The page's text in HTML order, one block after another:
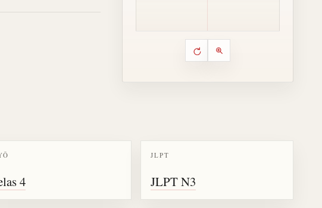
Kontrol animasi urutan
Putar ulang animasi
Perbesar animasi
bacaan untuk kanji 笑
4
JLPT
JLPT N3